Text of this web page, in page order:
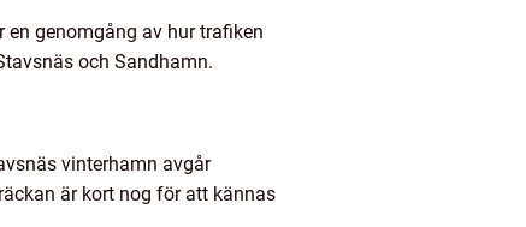
genomgång av hur trafiken
och Sandhamn.
vinterhamn avgår
är kort nog för att kännas